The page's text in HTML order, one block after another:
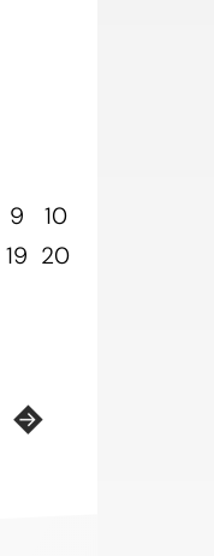
9
10
19 20